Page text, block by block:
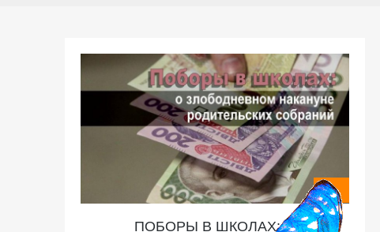
ПОБОРЫ В ШКОЛАХ: О